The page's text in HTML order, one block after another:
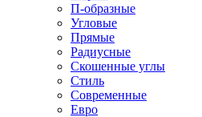
П-образные
Угловые
Прямые
Радиусные
Скошенные углы
Стиль
Современные
Евро